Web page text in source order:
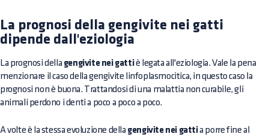
La prognosi della gengivite nei gatti
dipende dall'eziologia
La prognosi della gengivite nei gattiè legata all'eziologia. Vale la pena
menzionare il caso della gengivite linfoplasmocitica, in questo caso la
prognosi non è buona. Trattandosi di una malattia non curabile, gli
animali perdono i denti a poco a poco a poco.
A volte è la stessa evoluzione della gengivite nei gattia porre fine al